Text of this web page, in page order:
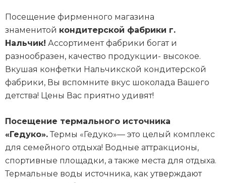
Посещение фирменного магазина
знаменитой кондитерской фабрики г.
Нальчик! Ассортимент фабрики богат и
разнообразен, качество продукции- высокое.
Вкушая конфетки Нальчикской кондитерской
фабрики, Вы вспомните вкус шоколада Вашего
детства! Цены Вас приятно удивят!
Посещение термального источника
«Гедуко». Термы «Гедуко»— это целый комплекс
для семейного отдыха! Водные аттракционы,
спортивные площадки, а также места для отдыха.
Термальные воды источника, как утверждают